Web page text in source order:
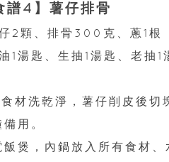
譜4】薯仔排骨
2顆、排骨300克、蔥1根
1湯匙、生抽1湯匙、老抽
材洗乾淨，薯仔削皮後
用。
煲，內鍋放入所有食材